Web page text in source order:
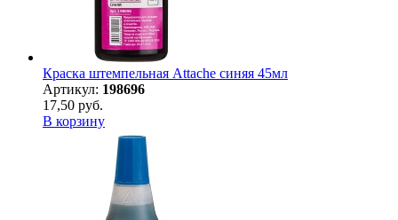
Краска штемпельная Attache синяя 45мл
Артикул: 198696
17,50 руб.
В корзину